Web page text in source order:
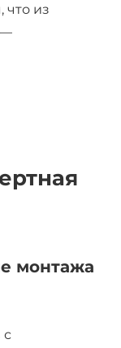
что из
—
монтажа
с